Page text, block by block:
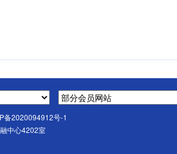
备2020094912号-1
中心4202室